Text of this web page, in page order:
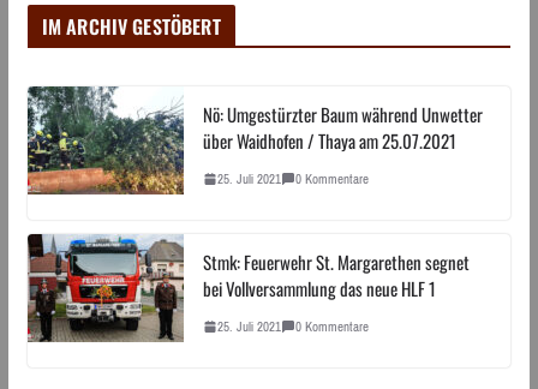
IM ARCHIV GESTÖBERT
Nö: Umgestürzter Baum während Unwetter
über Waidhofen / Thaya am 25.07.2021
25. Juli 2021 0 Kommentare
Stmk: Feuerwehr St. Margarethen segnet
bei Vollversammlung das neue HLF 1
25. Juli 2021 0 Kommentare